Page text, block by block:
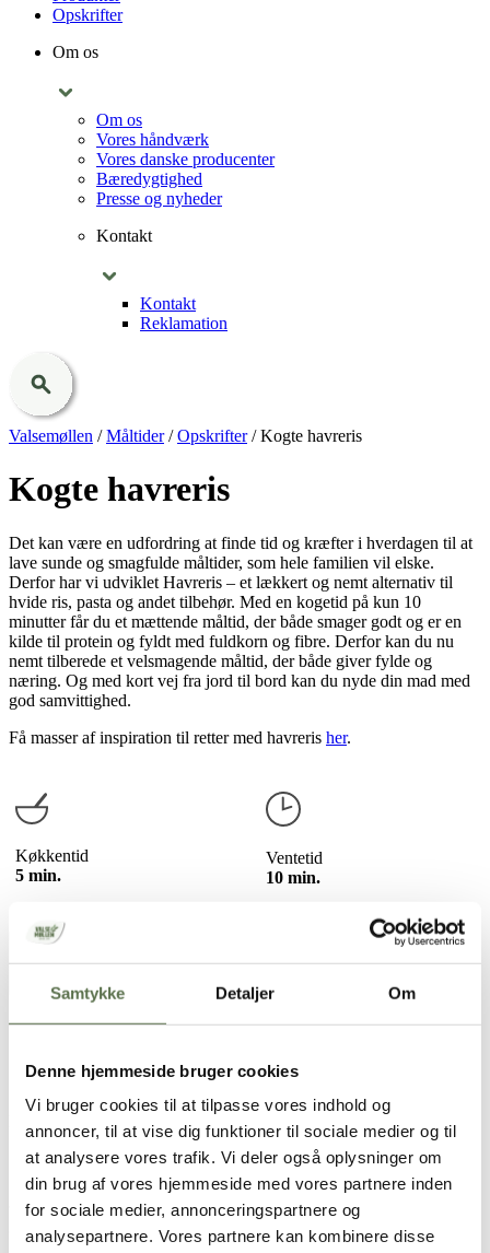
Samtykke Detaljer Om
Denne hjemmeside bruger cookies
Vi bruger cookies til at tilpasse vores indhold og
annoncer, til at vise dig funktioner til sociale medier og til
at analysere vores trafik. Vi deler også oplysninger om
din brug af vores hjemmeside med vores partnere inden
for sociale medier, annonceringspartnere og
analysepartnere. Vores partnere kan kombinere disse
Opskrifter
Om os
Om os
Vores håndværk
Vores danske producenter
Bæredygtighed
Presse og nyheder
Kontakt
Kontakt
Reklamation
Valsemøllen /Måltider/Opskrifter/Kogte havreris
Kogte havreris
Det kan være en udfordring at finde tid og kræfter i hverdagen til at
lave sunde og smagfulde måltider, som hele familien vil elske.
Derfor har vi udviklet Havreris – et lækkert og nemt alternativ til
hvide ris, pasta og andet tilbehør. Med en kogetid på kun 10
minutter får du et mættende måltid, der både smager godt og er en
kilde til protein og fyldt med fuldkorn og fibre. Derfor kan du nu
nemt tilberede et velsmagende måltid, der både giver fylde og
næring. Og med kort vej fra jord til bord kan du nyde din mad med
god samvittighed.
Få masser af inspiration til retter med havreris her.
Køkkentid
5 min.
Ventetid
10 min.
Se ingredienser og vejledning i bredformat
Vurder denne opskrift
★★★★
Kogte havreris baseret på
Del med en ven